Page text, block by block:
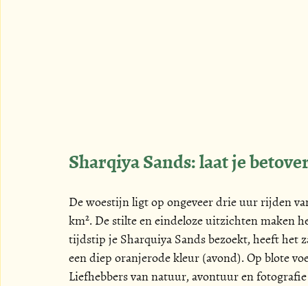
Sharqiya Sands: laat je
De woestijn ligt op ongeveer drie uur rijden
km². De stilte en eindeloze uitzichten maken
tijdstip je Sharquiya Sands bezoekt, heeft
een diep oranjerode kleur (avond). Op blote
Liefhebbers van natuur, avontuur en